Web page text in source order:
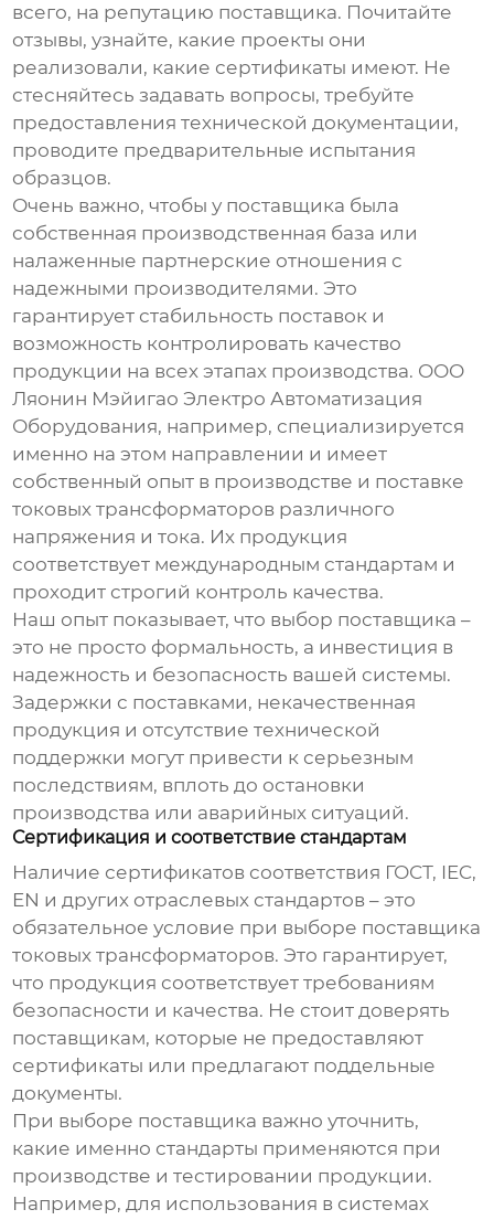
всего, на репутацию поставщика. Почитайте
отзывы, узнайте, какие проекты они
реализовали, какие сертификаты имеют. Не
стесняйтесь задавать вопросы, требуйте
предоставления технической документации,
проводите предварительные испытания
образцов.
Очень важно, чтобы у поставщика была
собственная производственная база или
налаженные партнерские отношения с
надежными производителями. Это
гарантирует стабильность поставок и
возможность контролировать качество
продукции на всех этапах производства. ООО
Ляонин Мэйигао Электро Автоматизация
Оборудования, например, специализируется
именно на этом направлении и имеет
собственный опыт в производстве и поставке
токовых трансформаторов различного
напряжения и тока. Их продукция
соответствует международным стандартам и
проходит строгий контроль качества.
Наш опыт показывает, что выбор поставщика –
это не просто формальность, а инвестиция в
надежность и безопасность вашей системы.
Задержки с поставками, некачественная
продукция и отсутствие технической
поддержки могут привести к серьезным
последствиям, вплоть до остановки
производства или аварийных ситуаций.
Сертификация и соответствие стандартам
Наличие сертификатов соответствия ГОСТ, IEC,
EN и других отраслевых стандартов – это
обязательное условие при выборе поставщика
токовых трансформаторов. Это гарантирует,
что продукция соответствует требованиям
безопасности и качества. Не стоит доверять
поставщикам, которые не предоставляют
сертификаты или предлагают поддельные
документы.
При выборе поставщика важно уточнить,
какие именно стандарты применяются при
производстве и тестировании продукции.
Например, для использования в системах